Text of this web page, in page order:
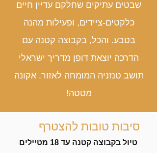
שבטים עתיקים שחלקם עדיין חיים
כלקטים-ציידים, ופעילות מהנה
בטבע. והכל, בקבוצה קטנה עם
הדרכה יוצאת דופן מדריך ישראלי
תושב טנזניה המומחה לאזור. אקונה
מטטה!
סיבות טובות להצטרף
טיול בקבוצה קטנה עד 18 מטיילים